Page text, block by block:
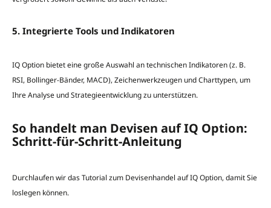
5. Integrierte Tools und Indikatoren
IQ Option bietet eine große Auswahl an technischen Indikatoren (z. B.
RSI, Bollinger-Bänder, MACD), Zeichenwerkzeugen und Charttypen, um
Ihre Analyse und Strategieentwicklung zu unterstützen.
So handelt man Devisen auf IQ Option:
Schritt-für-Schritt-Anleitung
Durchlaufen wir das Tutorial zum Devisenhandel auf IQ Option, damit Sie
loslegen können.